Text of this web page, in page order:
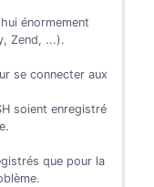
énormement
Zend, ...).
se connecter aux
soient enregistré
que pour la